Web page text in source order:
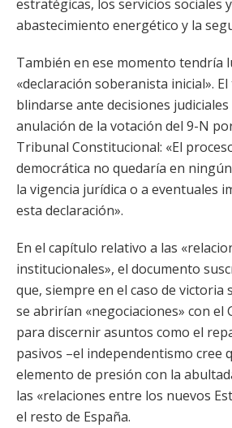
estratégicas, los servicios sociales
abastecimiento energético y la
También en ese momento tendría
«declaración soberanista inicial».
blindarse ante decisiones
anulación de la votación del 9-N
Tribunal Constitucional: «El
democrática no quedaría en
la vigencia jurídica o a eventuales
esta declaración».
En el capítulo relativo a las
institucionales», el documento
que, siempre en el caso de victoria
se abrirían «negociaciones» con el
para discernir asuntos como el
pasivos –el independentismo cree
elemento de presión con la
las «relaciones entre los nuevos
el resto de España.